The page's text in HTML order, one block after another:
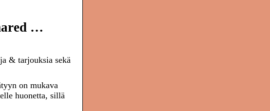
…
& tarjouksia sekä
on mukava
huonetta, sillä